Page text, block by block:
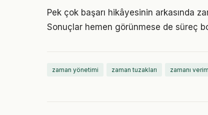
Pek çok başarı hikâyesinin arkasında
Sonuçlar hemen görünmese de süreç
zaman yönetimi zaman tuzakları zamanı